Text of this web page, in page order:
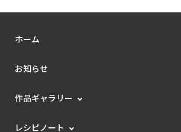
ホーム
お知らせ
作品ギャラリー
レシピノート